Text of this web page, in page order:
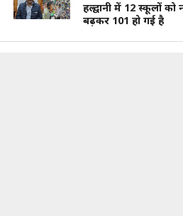
हल्द्वानी में 12 स्कूलों
बढ़कर 101 हो गई है